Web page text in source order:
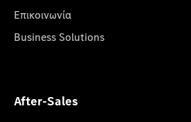
Επικοινωνία
Business Solutions
After-Sales